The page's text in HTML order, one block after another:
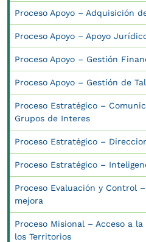
Proceso Apoyo – Adquisición
Proceso Apoyo – Apoyo
Proceso Apoyo – Gestión
Proceso Apoyo – Gestión de
Proceso Estratégico –
Grupos de Interes
Proceso Estratégico –
Proceso Estratégico –
Proceso Evaluación y Control
mejora
Proceso Misional – Acceso a
los Territorios